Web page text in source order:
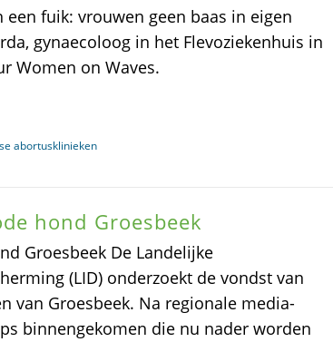
een fuik: vrouwen geen baas in eigen
gynaecoloog in het Flevoziekenhuis in
Women on Waves.
abortusklinieken
hond Groesbeek
Groesbeek De Landelijke
(LID) onderzoekt de vondst van
van Groesbeek. Na regionale media-
binnengekomen die nu nader worden